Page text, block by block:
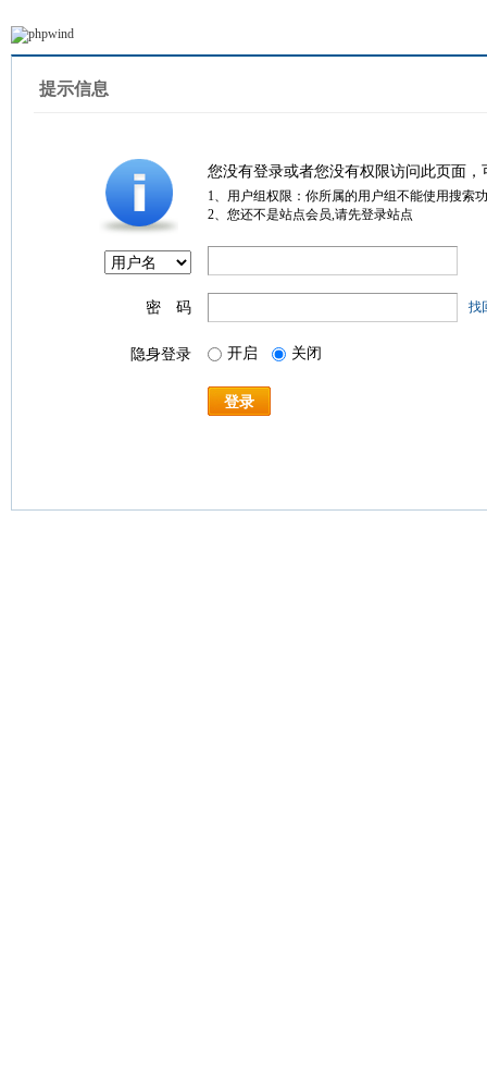
提示信息
您没有登录或者您没有权限访问此页面
1、用户组权限：你所属的用户组不能使用搜索
2、您还不是站点会员,请先登录站点
密 码 找
隐身登录 开启 关闭
登录